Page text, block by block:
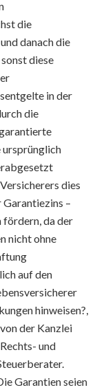
die
danach die
diese
in der
die
ursprünglich
dies
–
fördern, da der
nicht ohne
auf den
hinweisen?,
der Kanzlei
und
Garantien seien